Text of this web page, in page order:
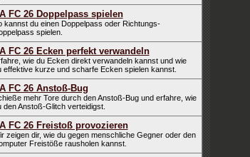
FC 26 Doppelpass spielen
kannst du einen Doppelpass oder Richtungs-
spielen.
FC 26 Ecken perfekt verwandeln
wie du Ecken direkt verwandeln kannst und wie
effektive kurze und scharfe Ecken spielen kannst.
FC 26 Anstoß-Bug
mehr Tore durch den Anstoß-Bug und erfahre, wie
den Anstoß-Glitch verteidigst.
FC 26 Freistoß provozieren
zeigen dir, wie du gegen menschliche Gegner oder den
Freistöße rausholen kannst.